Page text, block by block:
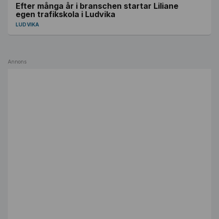
Efter många år i branschen startar Liliane
egen trafikskola i Ludvika
LUDVIKA
Annons